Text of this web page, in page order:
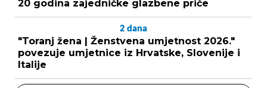
20 godina zajedničke glazbene priče
2 dana
"Toranj žena | Ženstvena umjetnost 2026."
povezuje umjetnice iz Hrvatske, Slovenije i
Italije